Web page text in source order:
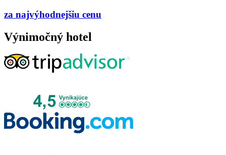
za najvýhodnejšiu cenu
Výnimočný hotel